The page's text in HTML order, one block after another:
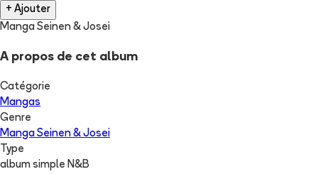
+ Ajouter
Manga Seinen & Josei
A propos de cet album
Catégorie
Mangas
Genre
Manga Seinen & Josei
Type
album simple N&B